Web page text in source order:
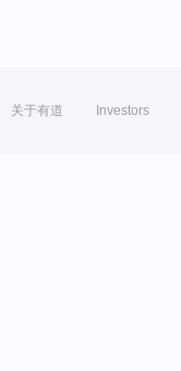
关于有道 Investors